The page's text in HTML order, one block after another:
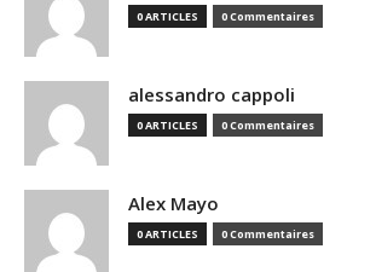
0 ARTICLES 0 Commentaires
alessandro cappoli
0 ARTICLES 0 Commentaires
Alex Mayo
0 ARTICLES 0 Commentaires